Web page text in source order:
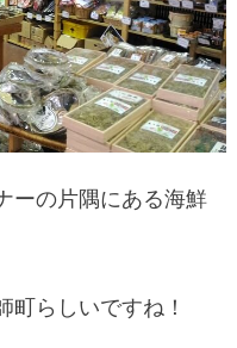
ーの片隅にある海鮮
町らしいですね！